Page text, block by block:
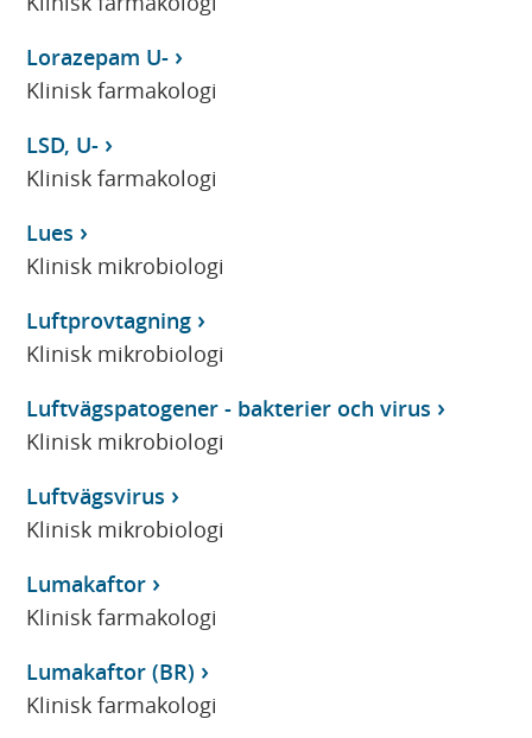
Lorazepam U-
Klinisk farmakologi
LSD, U-
Klinisk farmakologi
Lues
Klinisk mikrobiologi
Luftprovtagning
Klinisk mikrobiologi
Luftvägspatogener - bakterier och virus
Klinisk mikrobiologi
Luftvägsvirus
Klinisk mikrobiologi
Lumakaftor
Klinisk farmakologi
Lumakaftor (BR)
Klinisk farmakologi